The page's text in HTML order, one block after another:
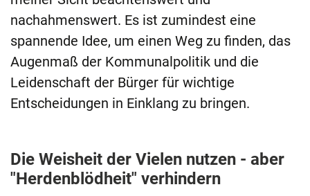
nachahmenswert. Es ist zumindest eine
spannende Idee, um einen Weg zu finden, das
Augenmaß der Kommunalpolitik und die
Leidenschaft der Bürger für wichtige
Entscheidungen in Einklang zu bringen.
Die Weisheit der Vielen nutzen - aber
"Herdenblödheit" verhindern